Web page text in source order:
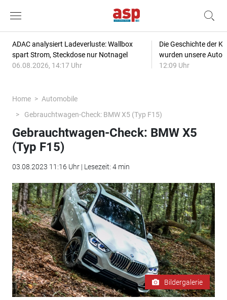
ADAC analysiert Ladeverluste: Wallbox
spart Strom, Steckdose nur Notnagel
06.08.2026, 14:17 Uhr
Die Geschichte der
wurden unsere
12:09 Uhr
Home
Automobile
Gebrauchtwagen-Check: BMW X5 (Typ F15)
Gebrauchtwagen-Check: BMW X5
(Typ F15)
03.08.2023 11:16 Uhr | Lesezeit: 4 min
Bildergalerie